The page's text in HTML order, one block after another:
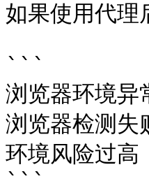
如果使用代理
```
浏览器环境异
浏览器检测失
环境风险过高
```